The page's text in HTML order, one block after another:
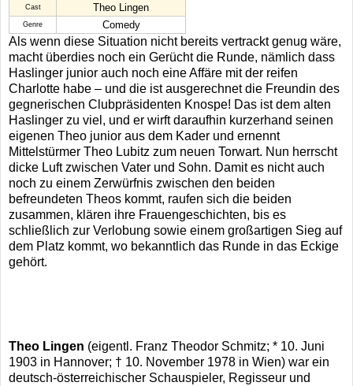
Cast Theo Lingen
Genre Comedy
Als wenn diese Situation nicht bereits vertrackt genug wäre,
macht überdies noch ein Gerücht die Runde, nämlich dass
Haslinger junior auch noch eine Affäre mit der reifen
Charlotte habe – und die ist ausgerechnet die Freundin des
gegnerischen Clubpräsidenten Knospe! Das ist dem alten
Haslinger zu viel, und er wirft daraufhin kurzerhand seinen
eigenen Theo junior aus dem Kader und ernennt
Mittelstürmer Theo Lubitz zum neuen Torwart. Nun herrscht
dicke Luft zwischen Vater und Sohn. Damit es nicht auch
noch zu einem Zerwürfnis zwischen den beiden
befreundeten Theos kommt, raufen sich die beiden
zusammen, klären ihre Frauengeschichten, bis es
schließlich zur Verlobung sowie einem großartigen Sieg auf
dem Platz kommt, wo bekanntlich das Runde in das Eckige
gehört.
Theo Lingen (eigentl. Franz Theodor Schmitz; * 10. Juni
1903 in Hannover; † 10. November 1978 in Wien) war ein
deutsch-österreichischer Schauspieler, Regisseur und